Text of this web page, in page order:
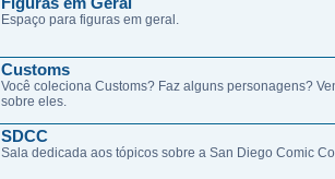
Espaço para figuras em geral.
Customs
Você coleciona Customs? Faz alguns personagens?
sobre eles.
SDCC
Sala dedicada aos tópicos sobre a San Diego Comic